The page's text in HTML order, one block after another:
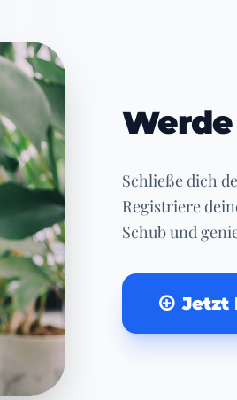
Schließe dich
Registriere
Schub und
Jetzt